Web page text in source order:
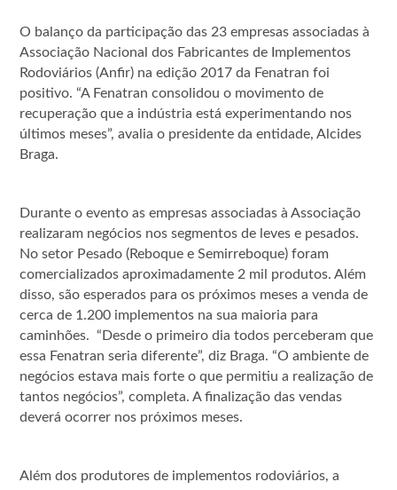
O balanço da participação das 23 empresas associadas à
Associação Nacional dos Fabricantes de Implementos
Rodoviários (Anfir) na edição 2017 da Fenatran foi
positivo. “A Fenatran consolidou o movimento de
recuperação que a indústria está experimentando nos
últimos meses”, avalia o presidente da entidade, Alcides
Braga.
Durante o evento as empresas associadas à Associação
realizaram negócios nos segmentos de leves e pesados.
No setor Pesado (Reboque e Semirreboque) foram
comercializados aproximadamente 2 mil produtos. Além
disso, são esperados para os próximos meses a venda de
cerca de 1.200 implementos na sua maioria para
caminhões. “Desde o primeiro dia todos perceberam que
essa Fenatran seria diferente”, diz Braga. “O ambiente de
negócios estava mais forte o que permitiu a realização de
tantos negócios”, completa. A finalização das vendas
deverá ocorrer nos próximos meses.
Além dos produtores de implementos rodoviários, a